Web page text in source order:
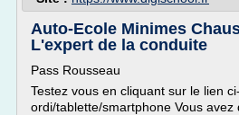
Auto-Ecole Minimes
L'expert de la conduite
Pass Rousseau
Testez vous en cliquant sur le lien
ordi/tablette/smartphone Vous avez